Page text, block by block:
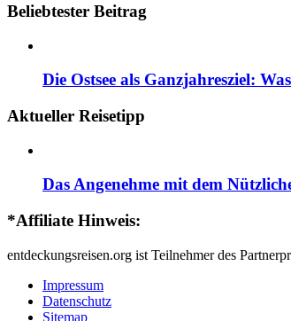
Beliebtester Beitrag
Die Ostsee als Ganzjahresziel:
Aktueller Reisetipp
Das Angenehme mit dem
*Affiliate Hinweis:
entdeckungsreisen.org ist Teilnehmer des
Impressum
Datenschutz
Sitemap